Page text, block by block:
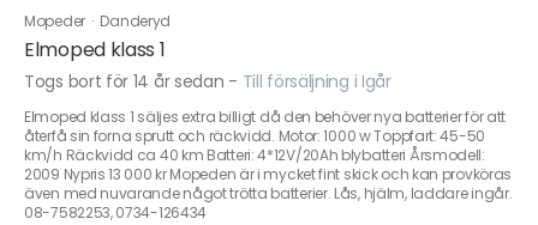
Mopeder · Danderyd
Elmoped klass 1
Togs bort för 14 år sedan - Till försäljning i Igår
Elmoped klass 1 säljes extra billigt då den behöver nya batterier för att
återfå sin forna sprutt och räckvidd. Motor: 1000 w Toppfart: 45-50
km/h Räckvidd ca 40 km Batteri: 4*12V/20Ah blybatteri Årsmodell:
2009 Nypris 13 000 kr Mopeden är i mycket fint skick och kan provköras
även med nuvarande något trötta batterier. Lås, hjälm, laddare ingår.
08-7582253, 0734-126434